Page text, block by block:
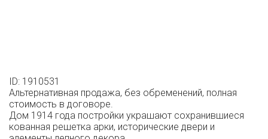
ID: 1910531
Альтернативная продажа, без обременений, полная
стоимость в договоре.
Дом 1914 года постройки украшают сохранившиеся
кованная решетка арки, исторические двери и